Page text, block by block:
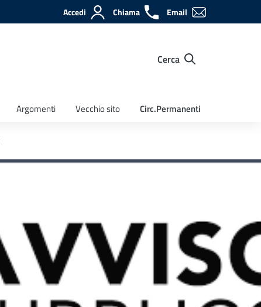
Accedi Chiama Email
Cerca
Argomenti Vecchio sito Circ.Permanenti